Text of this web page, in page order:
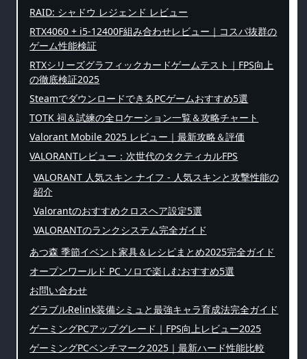
RAID: シャドウ レジェンド レビュー
RTX4060 + i5-12400F組み合わせレビュー｜コスパ抜群の
ゲーム性能検証
RTXシリーズグラフィックカードゲームテスト｜FPS向上
の徹底検証2025
SteamでダウンロードできるPCゲームおすすめ5選
TOTK 祠＆試練の全ロケーション一覧＆攻略チャート
Valorant Mobile 2025 レビュー｜最新攻略＆評価
VALORANTレビュー：次世代のタクティカルFPS
VALORANT 人気スキン ナイフ - 人気スキンと攻撃性能の
紹介
Valorantのおすすめクロスヘア設定5選
VALORANTのランクシステム完全ガイド
あつ森 季節イベント家具＆レシピまとめ2025完全ガイド
オープンワールド PC ソロで楽しむおすすめ5選
お問い合わせ
グラブルRelink装備シミュと最強キャラ育成法完全ガイド
ゲーミングPCアップグレード｜FPS向上レビュー2025
ゲーミングPCベンチマーク2025｜最新ハード性能比較